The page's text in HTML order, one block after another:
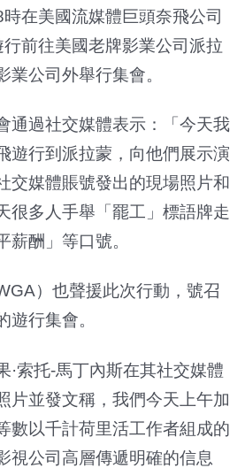
在美國流媒體巨頭奈飛公司
前往美國老牌影業公司派拉
業公司外舉行集會。
通過社交媒體表示：「今天我
遊行到派拉蒙，向他們展示演
交媒體賬號發出的現場照片和
很多人手舉「罷工」標語牌走
薪酬」等口號。
）也聲援此次行動，號召
遊行集會。
·索托-馬丁內斯在其社交媒體
片並發文稱，我們今天上午加
數以千計荷里活工作者組成的
視公司高層傳遞明確的信息